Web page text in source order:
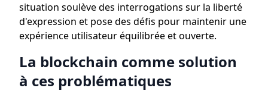
situation soulève des interrogations sur la liberté
d'expression et pose des défis pour maintenir une
expérience utilisateur équilibrée et ouverte.
La blockchain comme solution
à ces problématiques